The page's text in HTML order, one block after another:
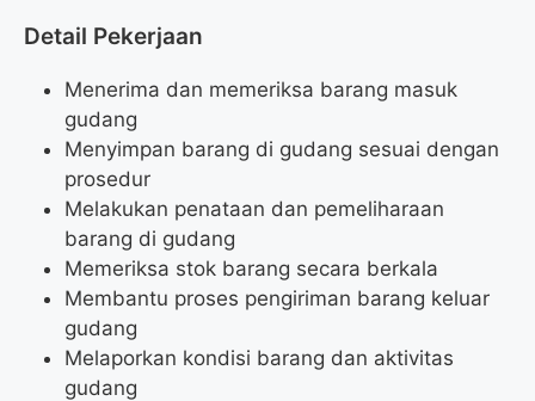
Detail Pekerjaan
Menerima dan memeriksa barang masuk
gudang
Menyimpan barang di gudang sesuai dengan
prosedur
Melakukan penataan dan pemeliharaan
barang di gudang
Memeriksa stok barang secara berkala
Membantu proses pengiriman barang keluar
gudang
Melaporkan kondisi barang dan aktivitas
gudang